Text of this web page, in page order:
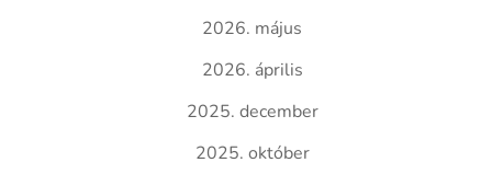
2026. május
2026. április
2025. december
2025. október